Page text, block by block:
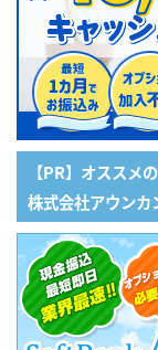
【PR】オスス
株式会社アウンカ